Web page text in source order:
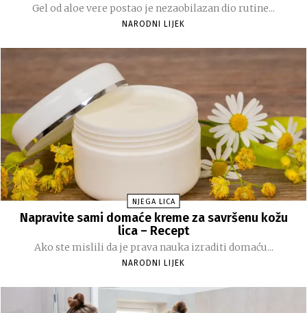
Gel od aloe vere postao je nezaobilazan dio rutine...
NARODNI LIJEK
NJEGA LICA
Napravite sami domaće kreme za savršenu kožu
lica – Recept
Ako ste mislili da je prava nauka izraditi domaću...
NARODNI LIJEK